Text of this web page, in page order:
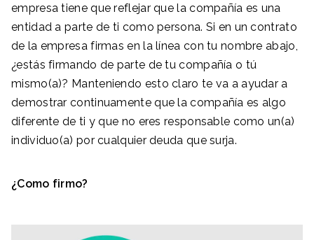
empresa tiene que reflejar que la compañía es una
entidad a parte de ti como persona. Si en un contrato
de la empresa firmas en la línea con tu nombre abajo,
¿estás firmando de parte de tu compañía o tú
mismo(a)? Manteniendo esto claro te va a ayudar a
demostrar continuamente que la compañía es algo
diferente de ti y que no eres responsable como un(a)
individuo(a) por cualquier deuda que surja.
¿Como firmo?